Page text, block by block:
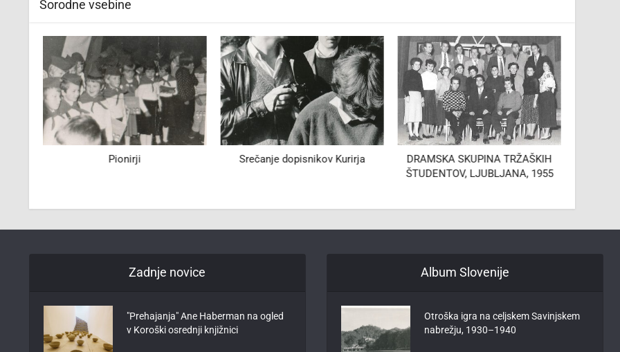
Sorodne vsebine
Pionirji Srečanje dopisnikov Kurirja
DRAMSKA SKUPINA TRŽAŠKIH
ŠTUDENTOV, LJUBLJANA, 1955
Zadnje novice
"Prehajanja" Ane Haberman na ogled
v Koroški osrednji knjižnici
Album Slovenije
Otroška igra na celjskem Savinjskem
nabrežju, 1930–1940